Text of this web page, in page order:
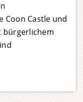
Coon Castle und
bürgerlichem
sie